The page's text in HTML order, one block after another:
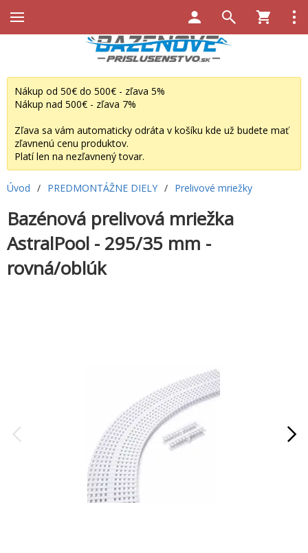
Nákup od 50€ do 500€ - zľava 5%
Nákup nad 500€ - zľava 7%
Zľava sa vám automaticky odráta v košíku kde už budete mať
zľavnenú cenu produktov.
Platí len na nezľavnený tovar.
Úvod / PREDMONTÁŽNE DIELY / Prelivové mriežky
Bazénová prelivová mriežka
AstralPool - 295/35 mm -
rovná/oblúk